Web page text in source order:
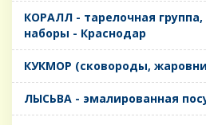
КОРАЛЛ - тарелочная
наборы - Краснодар
КУКМОР (сковороды,
ЛЫСЬВА - эмалированная